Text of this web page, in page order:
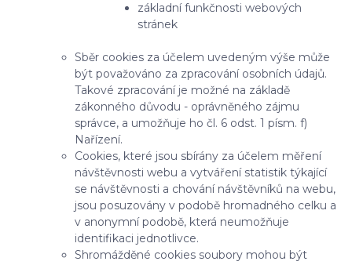
základní funkčnosti webových
stránek
Sběr cookies za účelem uvedeným výše může
být považováno za zpracování osobních údajů.
Takové zpracování je možné na základě
zákonného důvodu - oprávněného zájmu
správce, a umožňuje ho čl. 6 odst. 1 písm. f)
Nařízení.
Cookies, které jsou sbírány za účelem měření
návštěvnosti webu a vytváření statistik týkající
se návštěvnosti a chování návštěvníků na webu,
jsou posuzovány v podobě hromadného celku a
v anonymní podobě, která neumožňuje
identifikaci jednotlivce.
Shromážděné cookies soubory mohou být